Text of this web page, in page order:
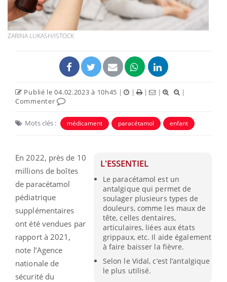
ZARINA LUKASH/ISTOCK
Publié le 04.02.2023 à 10h45 | | | |
|
Commenter
Mots clés : médicament paracétamol enfant
L'ESSENTIEL
Le paracétamol est un
antalgique qui permet de
soulager plusieurs types de
douleurs, comme les maux de
tête, celles dentaires,
articulaires, liées aux états
grippaux, etc. Il aide également
à faire baisser la fièvre.
Selon le Vidal, c’est l’antalgique
le plus utilisé.
En 2022, près de 10
millions de boîtes
de paracétamol
pédiatrique
supplémentaires
ont été vendues par
rapport à 2021,
note l’Agence
nationale de
sécurité du